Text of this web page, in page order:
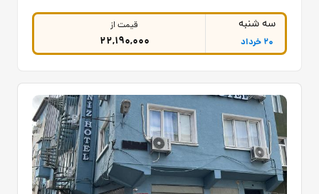
سه شنبه
20 خرداد
قیمت از
22,190,000